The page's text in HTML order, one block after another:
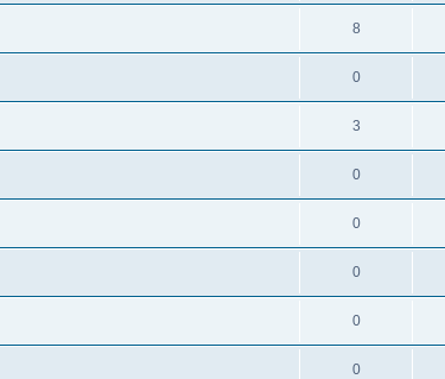
8
0
3
0
0
0
0
0